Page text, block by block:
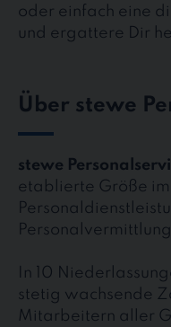
oder einfach eine
und ergattere Dir
Über stewe
stewe
etablierte Größe im
In 10
stetig wachsende
Mitarbeitern aller